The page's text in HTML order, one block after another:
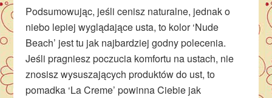
Podsumowując, jeśli cenisz naturalne, jednak o
niebo lepiej wyglądające usta, to kolor ‘Nude
Beach’ jest tu jak najbardziej godny polecenia.
Jeśli pragniesz poczucia komfortu na ustach, nie
znosisz wysuszających produktów do ust, to
pomadka ‘La Creme’ powinna Ciebie jak